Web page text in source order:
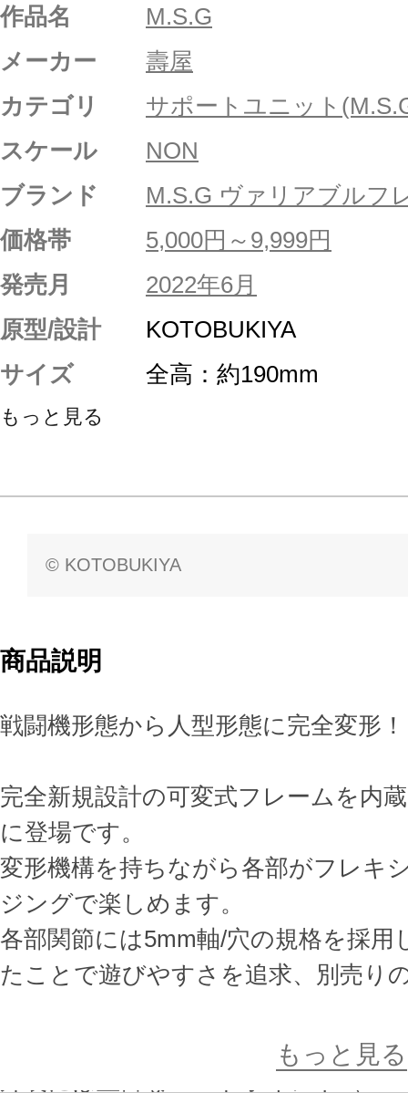
作品名
M.S.G
メーカー
壽屋
カテゴリ
サポートユニット
スケール
NON
ブランド
M.S.G ヴァリアブルフ
価格帯
5,000円～9,999円
発売月
2022年6月
原型/設計
KOTOBUKIYA
サイズ
全高：約190mm
もっと見る
© KOTOBUKIYA
商品説明
戦闘機形態から人型形態に完全変形！
完全新規設計の可変式フレームを内
に登場です。
変形機構を持ちながら各部がフレキ
ジングで楽しめます。
各部関節には5mm軸/穴の規格を採用
たことで遊びやすさを追求、別売り
とで幅広い楽しみ方を提供致します
もっと見る